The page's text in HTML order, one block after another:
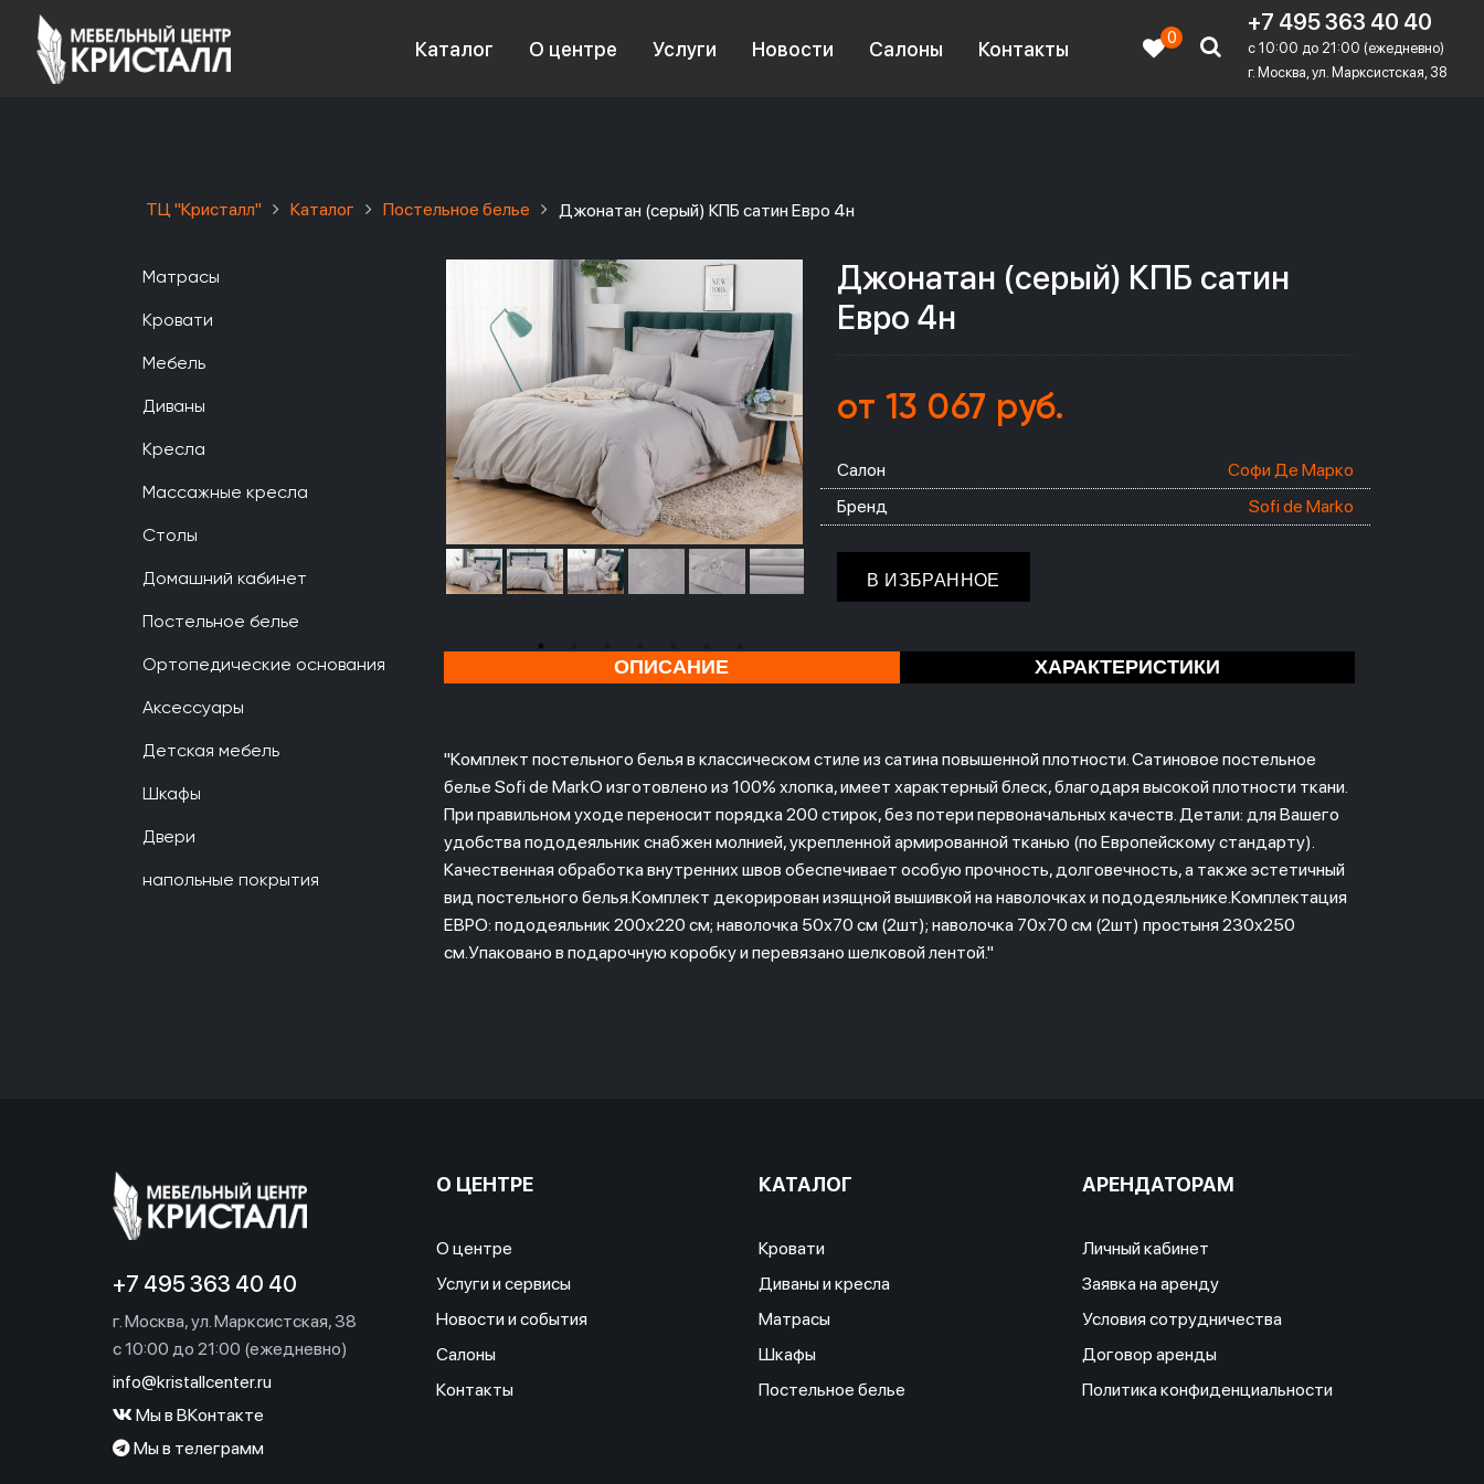
Каталог О центре Услуги Новости Салоны Контакты
0
+7 495 363 40 40
c 10:00 до 21:00 (ежедневно)
г. Москва, ул. Марксистская, 38
ТЦ "Кристалл" Каталог Постельное белье Джонатан (серый) КПБ сатин Евро 4н
Матрасы
Кровати
Мебель
Диваны
Кресла
Массажные кресла
Столы
Домашний кабинет
Постельное белье
Ортопедические основания
Аксессуары
Детская мебель
Шкафы
Двери
напольные покрытия
Джонатан (серый) КПБ сатин
Евро 4н
от 13 067 руб.
Салон
Софи Де Марко
Бренд
Sofi de Marko
В ИЗБРАННОЕ
ОПИСАНИЕ ХАРАКТЕРИСТИКИ
"Комплект постельного белья в классическом стиле из сатина повышенной плотности. Сатиновое постельное
белье Sofi de MarkO изготовлено из 100% хлопка, имеет характерный блеск, благодаря высокой плотности ткани.
При правильном уходе переносит порядка 200 стирок, без потери первоначальных качеств. Детали: для Вашего
удобства пододеяльник снабжен молнией, укрепленной армированной тканью (по Европейскому стандарту).
Качественная обработка внутренних швов обеспечивает особую прочность, долговечность, а также эстетичный
вид постельного белья.Комплект декорирован изящной вышивкой на наволочках и пододеяльнике.Комплектация
ЕВРО: пододеяльник 200х220 см; наволочка 50х70 см (2шт); наволочка 70х70 см (2шт) простыня 230х250
см.Упаковано в подарочную коробку и перевязано шелковой лентой."
+7 495 363 40 40
г. Москва, ул. Марксистская, 38
c 10:00 до 21:00 (ежедневно)
info@kristallcenter.ru
Мы в ВКонтакте
Мы в телеграмм
О ЦЕНТРЕ
О центре
Услуги и сервисы
Новости и события
Салоны
Контакты
КАТАЛОГ
Кровати
Диваны и кресла
Матрасы
Шкафы
Постельное белье
АРЕНДАТОРАМ
Личный кабинет
Заявка на аренду
Условия сотрудничества
Договор аренды
Политика конфиденциальности